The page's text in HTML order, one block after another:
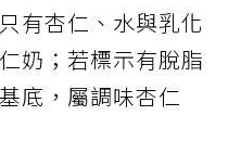
有杏仁、水與乳化
奶；若標示有脫脂
底，屬調味杏仁